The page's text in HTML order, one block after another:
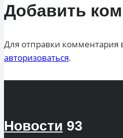
Добавить
Для отправки
авторизоваться.
Новости 93